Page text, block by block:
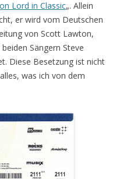
Lord in Classic„. Allein
er wird vom Deutschen
von Scott Lawton,
Sängern Steve
Diese Besetzung ist nicht
was ich von dem